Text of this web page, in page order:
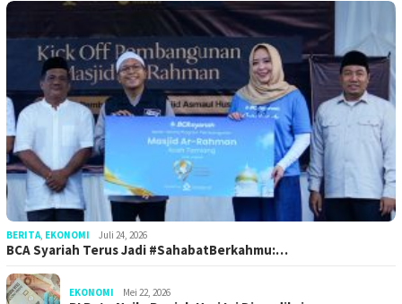
BERITA, EKONOMI Juli 24, 2026
BCA Syariah Terus Jadi #SahabatBerkahmu:…
EKONOMI Mei 22, 2026